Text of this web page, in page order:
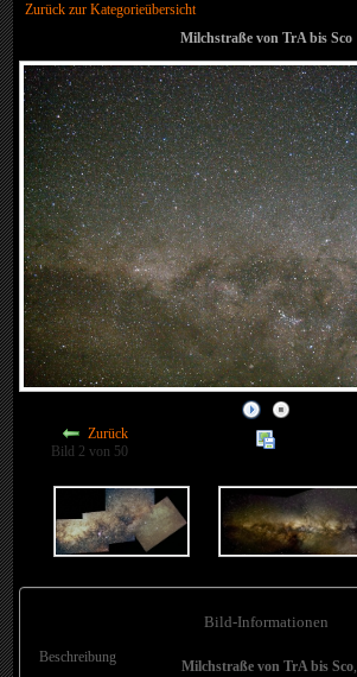
Zurück zur Kategorieübersicht
Milchstraße von TrA bis Sco
Zurück
Bild 2 von 50
Bild-Informationen
Beschreibung
Milchstraße von TrA bis Sco,